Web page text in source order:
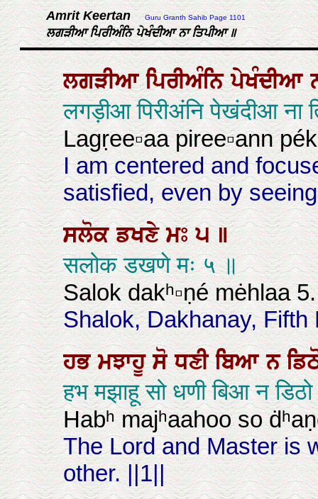
Amrit Keertan Guru Granth Sahib Page 1101
ਲਗੜੀਆ ਪਿਰੀਅੰਨਿ ਪੇਖੰਦੀਆ ਨਾ ਤਿਪੀਆ ॥
ਲਗੜੀਆਪਿਰੀਅੰਨਿਪੇਖੰਦੀਆ
लगड़ीआ पिरीअंनि पेखंदीआ ना
Lagṛee▫aa piree▫ann
I am centered and
satisfied, even by
ਸਲੋਕਡਖਣੇਮਃ੫॥
सलोक डखणे मः ५ ॥
Salok dakʰ▫ṇé mėhlaa 5.
Shalok, Dakhanay, Fifth
ਹਭਮਝਾਹੂਸੋਧਣੀਬਿਆਨ
हभ मझाहू सो धणी बिआ न
Habʰ majʰaahoo so
The Lord and Master is
other. ||1||